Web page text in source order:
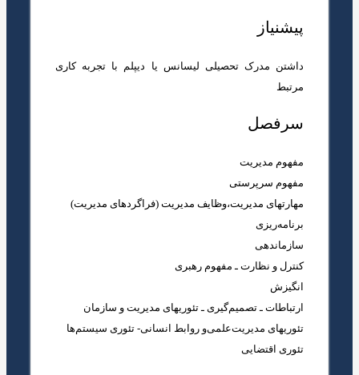
پیشنیاز
داشتن مدرک تحصیلی لیسانس‌‌ یا دیپلم با تجربه کاری
مرتبط
سرفصل
مفهوم مدیریت
مفهوم سرپرستی
مهارتهای مدیریت،‌وظایف مدیریت (فراگردهای مدیریت)‌
برنامه‌ریزی
سازماندهی
کنترل و نظارت ـ مفهوم رهبری
انگیزش
ارتباطات ـ تصمیم‌گیری ـ تئوریهای مدیریت و سازمان
تئوریهای مدیریت‌علمی‌و روابط انسانی‌- تئوری سیستم‌ها
تئوری اقتضایی